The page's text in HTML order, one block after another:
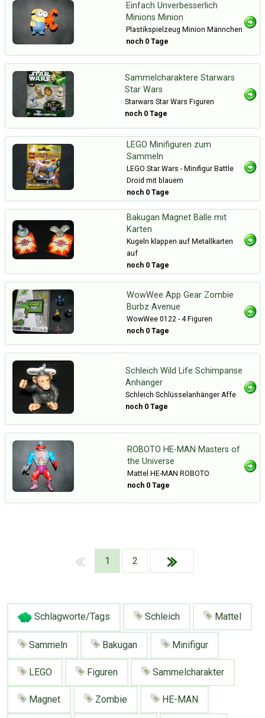
Einfach Unverbesserlich
Minions Minion
Plastikspielzeug Minion Männchen
noch 0 Tage
Sammelcharaktere Starwars
Star Wars
Starwars Star Wars Figuren
noch 0 Tage
LEGO Minifiguren zum
Sammeln
LEGO Star Wars - Minifigur Battle
Droid mit blauem
noch 0 Tage
Bakugan Magnet Bälle mit
Karten
Kugeln klappen auf Metallkarten
auf
noch 0 Tage
WowWee App Gear Zombie
Burbz Avenue
WowWee 0122 - 4 Figuren
noch 0 Tage
Schleich Wild Life Schimpanse
Anhänger
Schleich Schlüsselanhänger Affe
noch 0 Tage
ROBOTO HE-MAN Masters of
the Universe
Mattel HE-MAN ROBOTO
noch 0 Tage
1 2
Schlagworte/Tags Schleich Mattel
Sammeln Bakugan Minifigur
LEGO Figuren Sammelcharakter
Magnet Zombie HE-MAN